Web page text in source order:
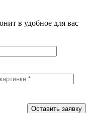
в удобное для вас